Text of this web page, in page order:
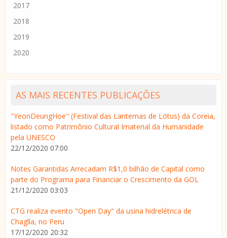
2017
2018
2019
2020
AS MAIS RECENTES PUBLICAÇÕES
"YeonDeungHoe" (Festival das Lanternas de Lótus) da Coreia,
listado como Patrimônio Cultural Imaterial da Humanidade
pela UNESCO
22/12/2020 07:00
Notes Garantidas Arrecadam R$1,0 bilhão de Capital como
parte do Programa para Financiar o Crescimento da GOL
21/12/2020 03:03
CTG realiza evento "Open Day" da usina hidrelétrica de
Chaglla, no Peru
17/12/2020 20:32